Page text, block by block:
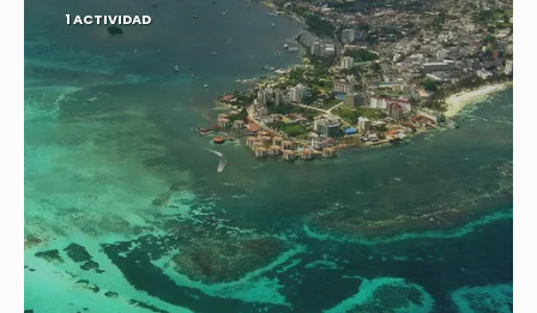
1 ACTIVIDAD